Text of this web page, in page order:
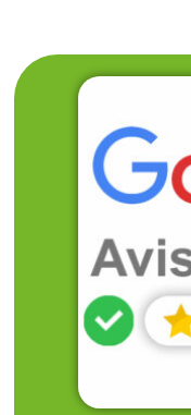
• Suivi
nécessaire
• Garantie des
• Explications